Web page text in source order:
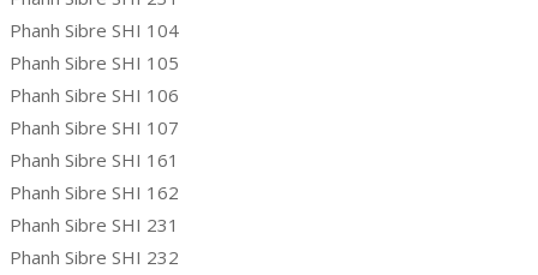
Phanh Sibre SHI 104
Phanh Sibre SHI 105
Phanh Sibre SHI 106
Phanh Sibre SHI 107
Phanh Sibre SHI 161
Phanh Sibre SHI 162
Phanh Sibre SHI 231
Phanh Sibre SHI 232